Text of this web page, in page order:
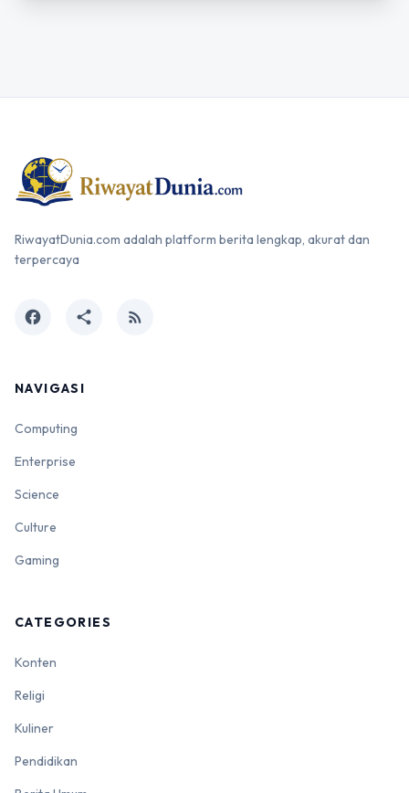
RiwayatDunia.com adalah platform berita lengkap, akurat dan
terpercaya
facebook share rss_feed
NAVIGASI
Computing
Enterprise
Science
Culture
Gaming
CATEGORIES
Konten
Religi
Kuliner
Pendidikan